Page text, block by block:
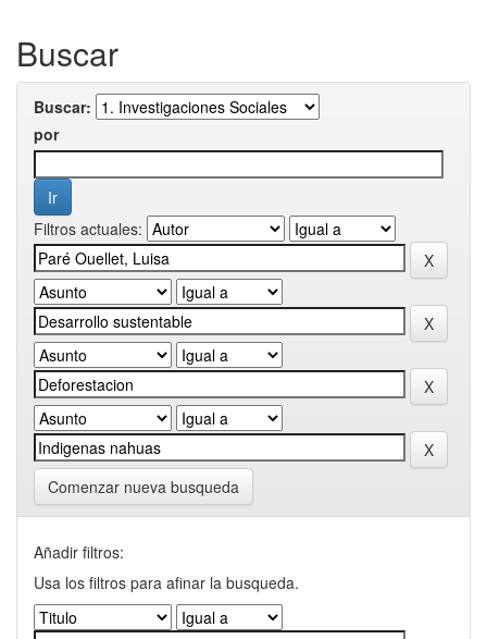
Buscar
Buscar:
por
Filtros actuales:
Comenzar nueva busqueda
Añadir filtros:
Usa los filtros para afinar la busqueda.